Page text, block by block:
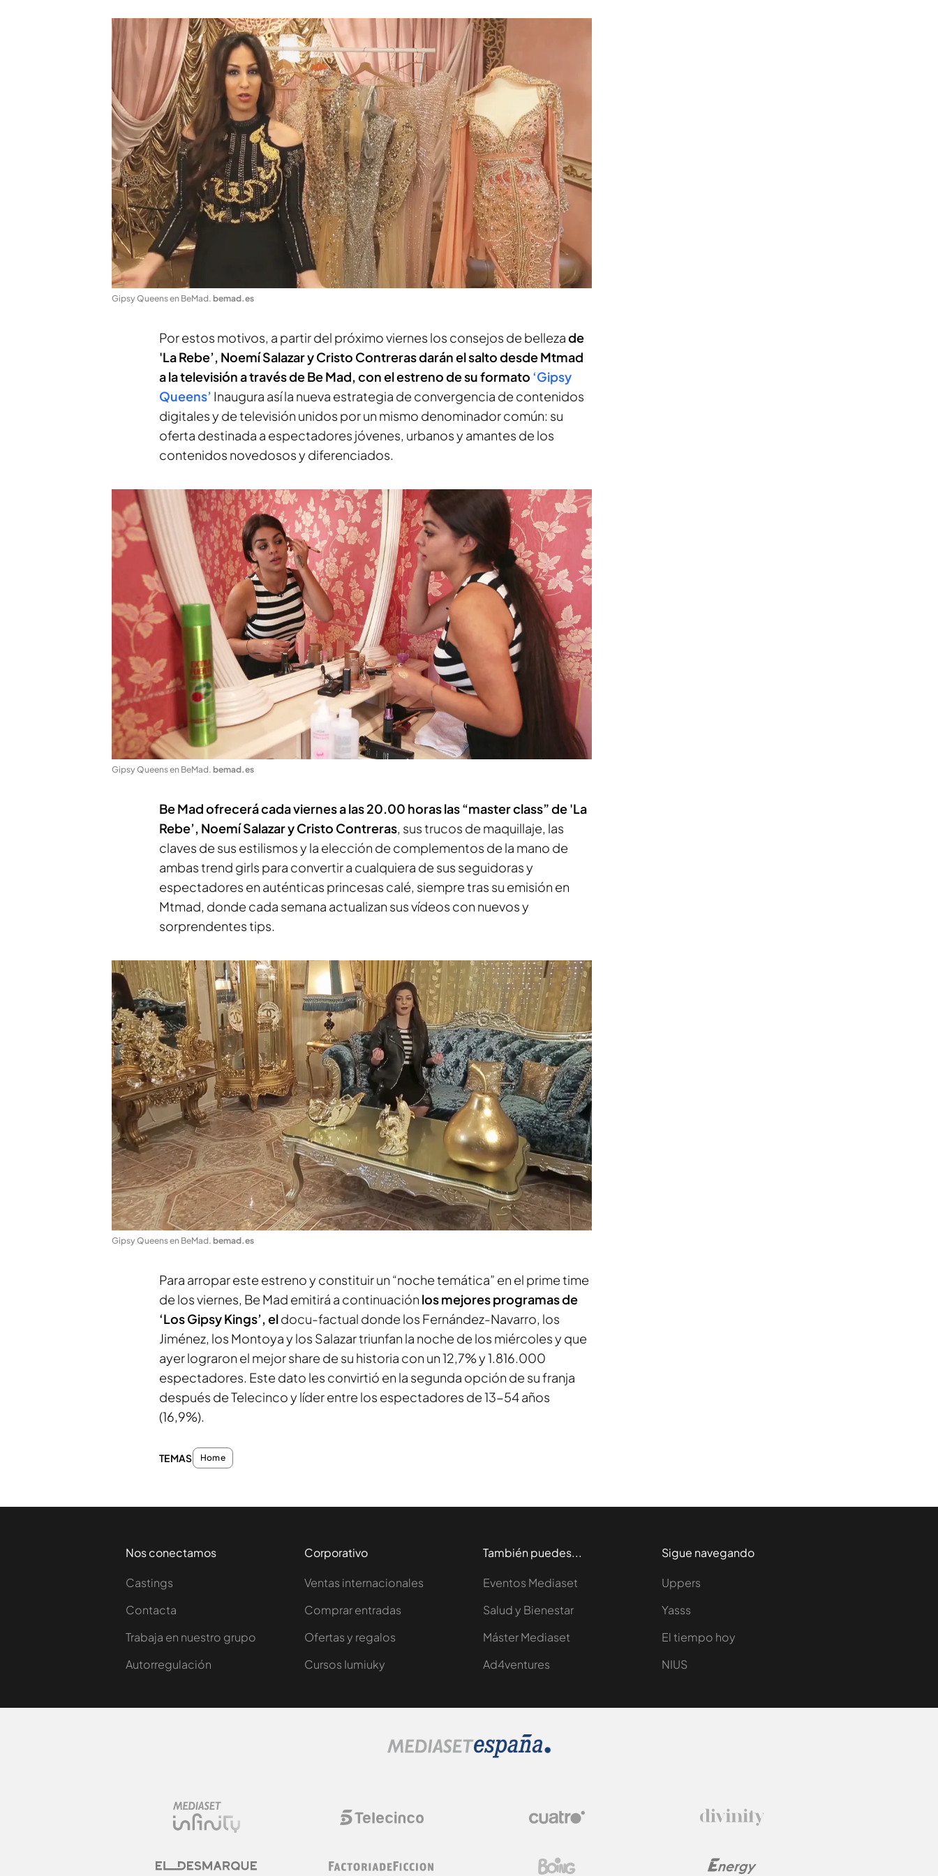
Gipsy Queens en BeMad. bemad.es
Por estos motivos, a partir del próximo viernes los consejos de bellezade
'La Rebe’, Noemí Salazar y Cristo Contreras darán el salto desde Mtmad
a la televisión a través de Be Mad, con el estreno de su formato ‘Gipsy
Queens’ Inaugura así la nueva estrategia de convergencia de contenidos
digitales y de televisión unidos por un mismo denominador común: su
oferta destinada a espectadores jóvenes, urbanos y amantes de los
contenidos novedosos y diferenciados.
Gipsy Queens en BeMad. bemad.es
Be Mad ofrecerá cada viernes a las 20.00 horas las “master class” de'La
Rebe’, Noemí Salazar y Cristo Contreras, sus trucos de maquillaje, las
claves de sus estilismos y la elección de complementos de la mano de
ambastrend girls para convertir a cualquiera de sus seguidoras y
espectadores en auténticas princesas calé, siempre tras su emisión en
Mtmad, donde cada semana actualizan sus vídeos con nuevos y
sorprendentestips.
Gipsy Queens en BeMad. bemad.es
Para arropar este estreno y constituir un “noche temática” en el prime time
de los viernes, Be Mad emitirá a continuación los mejores programas de
‘Los Gipsy Kings’, eldocu-factual donde los Fernández-Navarro, los
Jiménez, los Montoya y los Salazar triunfan la noche de los miércoles y que
ayer lograron el mejorshare de su historia con un 12,7% y 1.816.000
espectadores. Este dato les convirtió en la segunda opción de su franja
después de Telecinco y líder entre los espectadores de 13-54 años
(16,9%).
TEMAS Home
Nos conectamos
Castings
Contacta
Trabaja en nuestro grupo
Autorregulación
Corporativo
Ventas internacionales
Comprar entradas
Ofertas y regalos
Cursos Iumiuky
También puedes...
Eventos Mediaset
Salud y Bienestar
Máster Mediaset
Ad4ventures
Sigue navegando
Uppers
Yasss
El tiempo hoy
NIUS